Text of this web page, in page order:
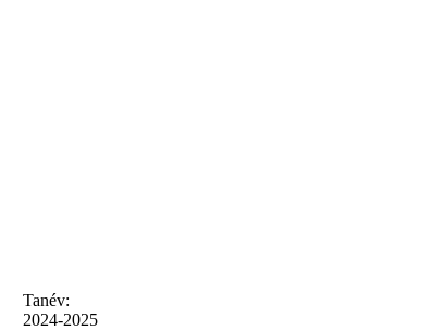
Tanév:
2024-2025